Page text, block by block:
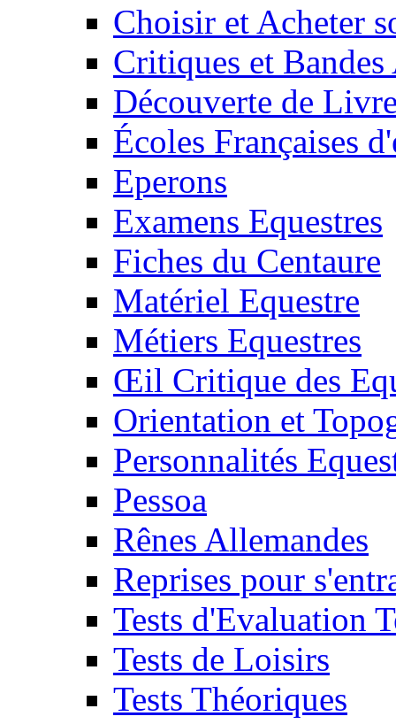
Choisir et Acheter
Critiques et
Découverte de
Écoles Françaises
Eperons
Examens Equestres
Fiches du Centaure
Matériel Equestre
Métiers Equestres
Œil Critique des
Orientation et
Personnalités
Pessoa
Rênes Allemandes
Reprises pour
Tests d'Evaluation
Tests de Loisirs
Tests Théoriques